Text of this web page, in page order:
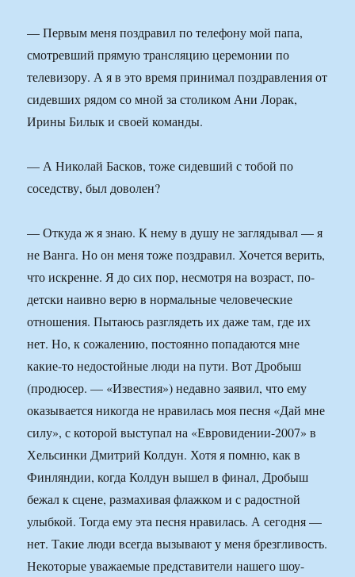
— Первым меня поздравил по телефону мой папа,
смотревший прямую трансляцию церемонии по
телевизору. А я в это время принимал поздравления от
сидевших рядом со мной за столиком Ани Лорак,
Ирины Билык и своей команды.
— А Николай Басков, тоже сидевший с тобой по
соседству, был доволен?
— Откуда ж я знаю. К нему в душу не заглядывал — я
не Ванга. Но он меня тоже поздравил. Хочется верить,
что искренне. Я до сих пор, несмотря на возраст, по-
детски наивно верю в нормальные человеческие
отношения. Пытаюсь разглядеть их даже там, где их
нет. Но, к сожалению, постоянно попадаются мне
какие-то недостойные люди на пути. Вот Дробыш
(продюсер. — «Известия») недавно заявил, что ему
оказывается никогда не нравилась моя песня «Дай мне
силу», с которой выступал на «Евровидении-2007» в
Хельсинки Дмитрий Колдун. Хотя я помню, как в
Финляндии, когда Колдун вышел в финал, Дробыш
бежал к сцене, размахивая флажком и с радостной
улыбкой. Тогда ему эта песня нравилась. А сегодня —
нет. Такие люди всегда вызывают у меня брезгливость.
Некоторые уважаемые представители нашего шоу-